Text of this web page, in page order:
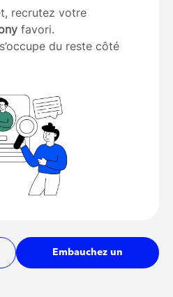
recrutez votre
favori.
du reste côté
Embauchez un